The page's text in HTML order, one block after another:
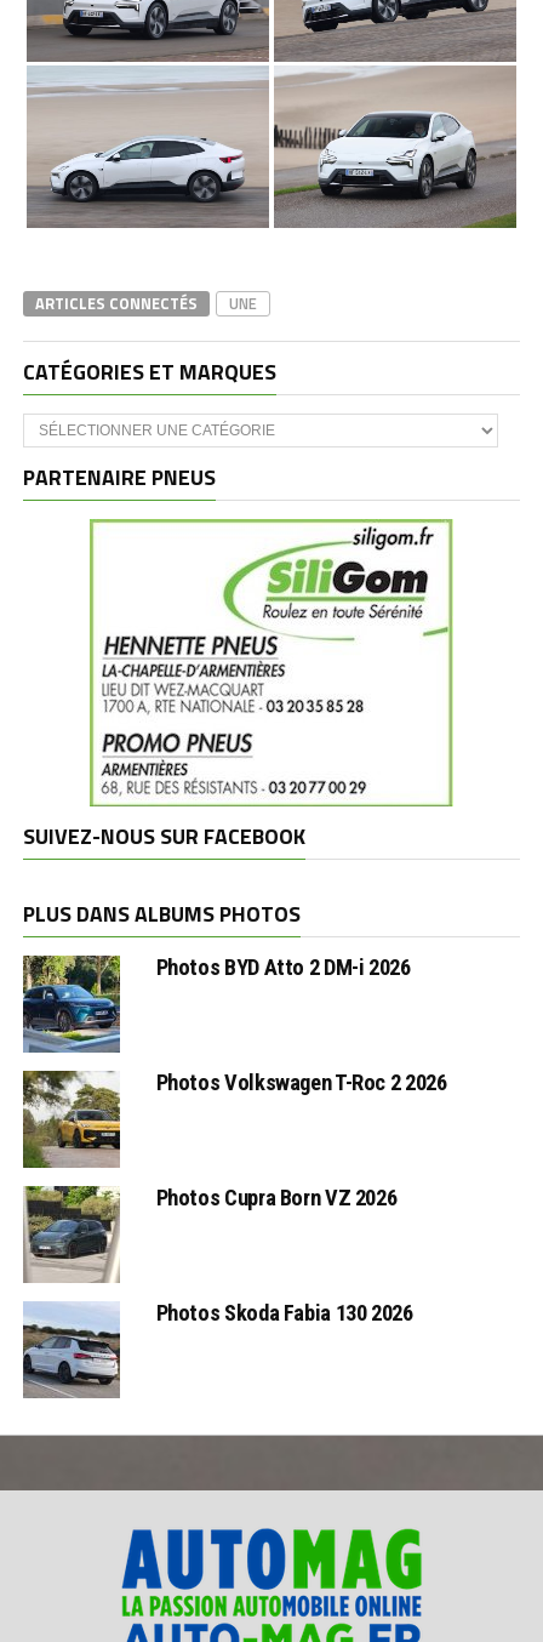
ARTICLES CONNECTÉS UNE
CATÉGORIES ET MARQUES
Catégories
et
PARTENAIRE PNEUS
SUIVEZ-NOUS SUR FACEBOOK
PLUS DANS ALBUMS PHOTOS
Photos BYD Atto 2 DM-i 2026
Photos Volkswagen T-Roc 2 2026
Photos Cupra Born VZ 2026
Photos Skoda Fabia 130 2026